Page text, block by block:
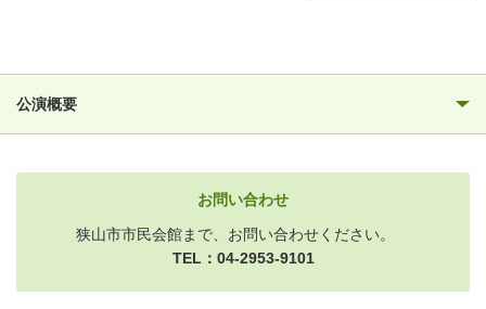
公演概要
お問い合わせ
狭山市市民会館まで、お問い合わせください。
TEL：04-2953-9101